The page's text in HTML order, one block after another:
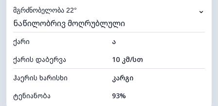
ნამის წერტილი
ხილვადობა
10 კმ
განათების ინდექსი 0 (ბნელი)
ღრუბლის სიმაღლე 5120 მ
მგრძნობელობა 22° ⌄
ნაწილობრივ მოღრუბლული
ქარი
ა
ქარის დაბერვა
10 კმ/სთ
ჰაერის ხარისხი
კარგი
ტენიანობა
93%